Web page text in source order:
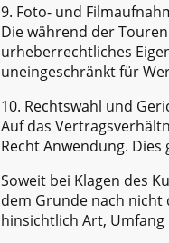
9. Foto- und
Die während der
urheberrechtliches
uneingeschränkt für
10. Rechtswahl und
Auf das
Recht Anwendung.
Soweit bei Klagen des
dem Grunde nach nicht
hinsichtlich Art,